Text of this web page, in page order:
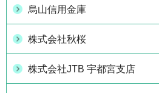
烏山信用金庫
株式会社秋桜
株式会社JTB 宇都宮支店